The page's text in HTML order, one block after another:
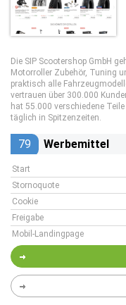
Die SIP Scootershop GmbH
Motorroller Zubehör, Tuning
praktisch alle
vertrauen über 300.000
hat 55.000 verschiedene
täglich in Spitzenzeiten.
79 Werbemittel
Start
Stornoquote
Cookie
Freigabe
Mobil-Landingpage